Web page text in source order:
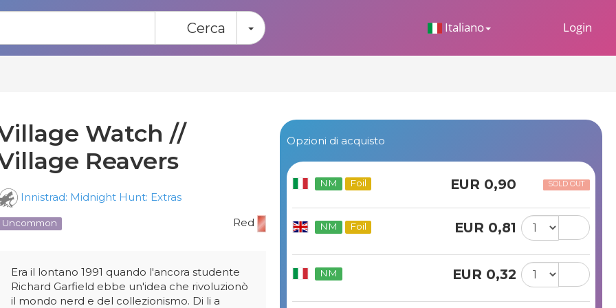
Italiano Login
Cerca Toggle Dropdown
Watch //
Reavers
Innistrad: Midnight Hunt: Extras
Uncommon Red
Era il lontano 1991 quando l'ancora studente
Richard Garfield ebbe un'idea che rivoluzionò
il mondo nerd e del collezionismo. Di li a
Opzioni di acquisto
NM Foil EUR 0,90 SOLD OUT
NM Foil EUR 0,81
NM EUR 0,32